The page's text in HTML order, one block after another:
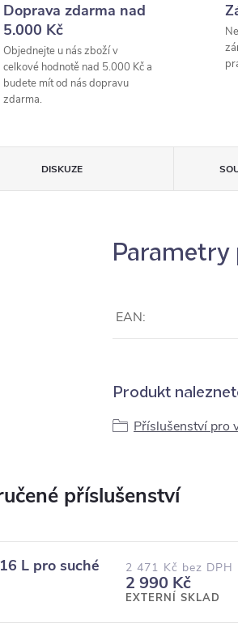
Doprava zdarma nad
5.000 Kč
Objednejte u nás zboží v
celkové hodnotě nad 5.000 Kč a
budete mít od nás dopravu
zdarma.
DISKUZE
EAN:
Produkt
Příslušenství pro
L pro suché
2 471 Kč bez DPH
2 990 Kč
EXTERNÍ SKLAD